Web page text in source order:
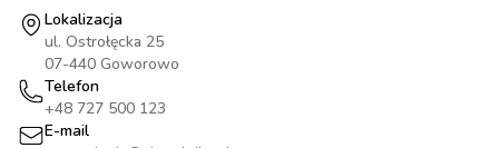
Lokalizacja
ul. Ostrołęcka 25
07-440 Goworowo
Telefon
+48 727 500 123
E-mail